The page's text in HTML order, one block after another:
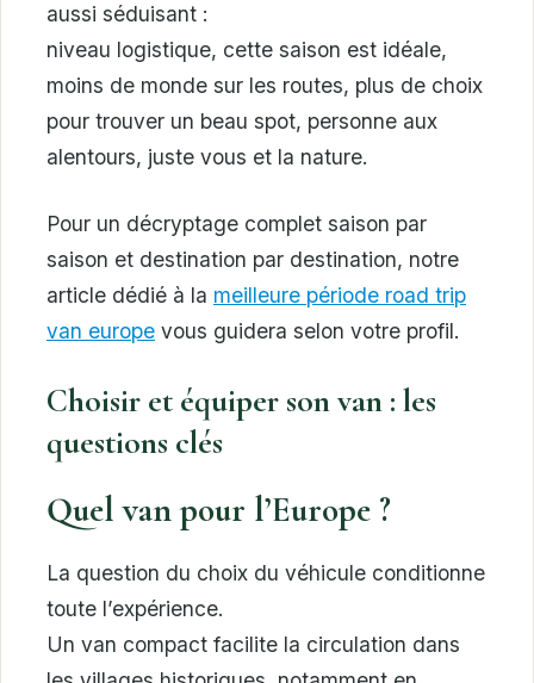
aussi séduisant :
niveau logistique, cette saison est idéale,
moins de monde sur les routes, plus de choix
pour trouver un beau spot, personne aux
alentours, juste vous et la nature.
Pour un décryptage complet saison par
saison et destination par destination, notre
article dédié à la meilleure période road trip
van europe vous guidera selon votre profil.
Choisir et équiper son van : les
questions clés
Quel van pour l’Europe ?
La question du choix du véhicule conditionne
toute l’expérience.
Un van compact facilite la circulation dans